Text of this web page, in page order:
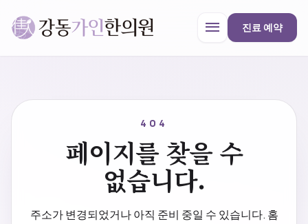
menu 진료 예약
한의원 안내
진료과목
404
페이지를 찾을 수
없습니다.
주소가 변경되었거나 아직 준비 중일 수 있습니다. 홈